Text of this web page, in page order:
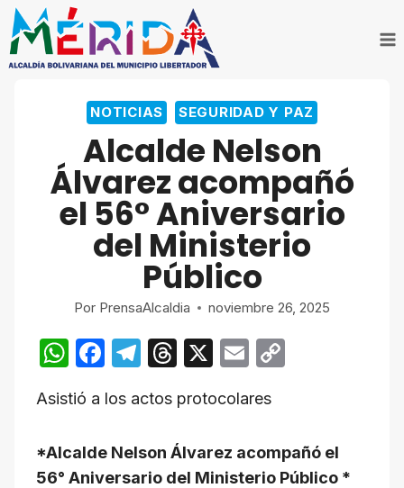
Saltar
contenido
NOTICIAS SEGURIDAD Y PAZ
Alcalde Nelson
Álvarez acompañó
el 56° Aniversario
del Ministerio
Público
Por PrensaAlcaldia noviembre 26, 2025
W
at
s
A
F
c
e
b
T
e
a
T
e
a
d
X
E
ail
Li
Asistió a los actos protocolares
*Alcalde Nelson Álvarez acompañó el
56° Aniversario del Ministerio Público *